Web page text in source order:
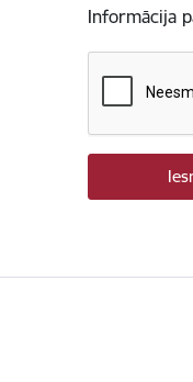
Informācija